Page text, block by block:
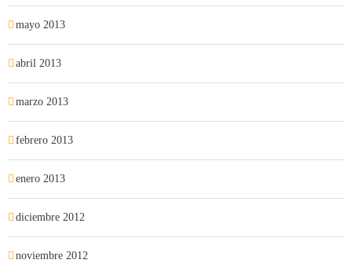
mayo 2013
abril 2013
marzo 2013
febrero 2013
enero 2013
diciembre 2012
noviembre 2012